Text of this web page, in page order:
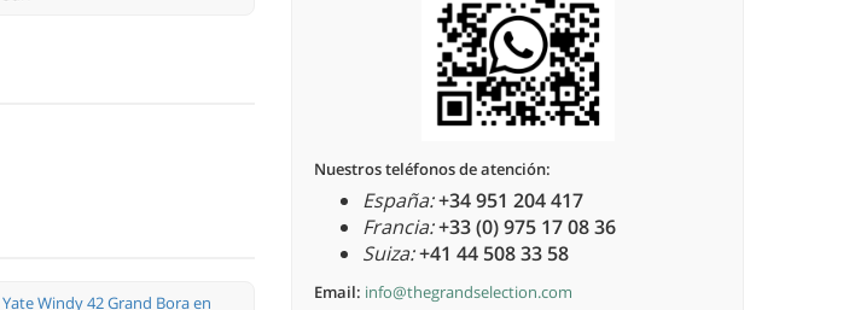
Yate Windy 42 Grand Bora en
Nuestros teléfonos de atención:
España:+34 951 204 417
Francia:+33 (0) 975 17 08 36
Suiza:+41 44 508 33 58
Email: info@thegrandselection.com